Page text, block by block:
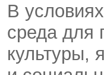
В
среда для
культуры,